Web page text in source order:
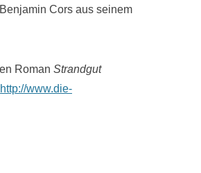
Cors aus seinem
Roman Strandgut
http://www.die-